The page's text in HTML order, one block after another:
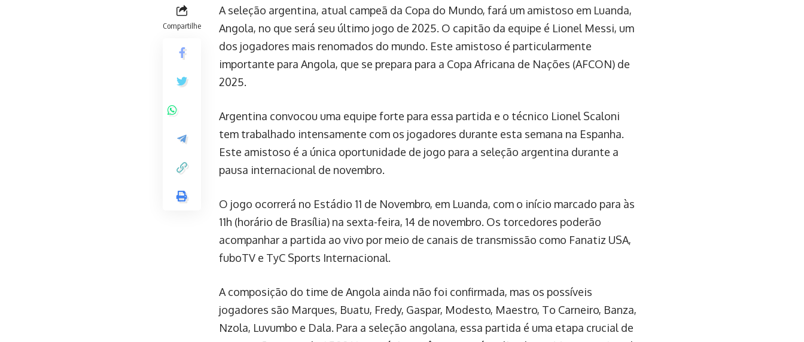
Compartilhe
A seleção argentina, atual campeã da Copa do Mundo, fará um amistoso em Luanda,
Angola, no que será seu último jogo de 2025. O capitão da equipe é Lionel Messi, um
dos jogadores mais renomados do mundo. Este amistoso é particularmente
importante para Angola, que se prepara para a Copa Africana de Nações (AFCON) de
2025.
Argentina convocou uma equipe forte para essa partida e o técnico Lionel Scaloni
tem trabalhado intensamente com os jogadores durante esta semana na Espanha.
Este amistoso é a única oportunidade de jogo para a seleção argentina durante a
pausa internacional de novembro.
O jogo ocorrerá no Estádio 11 de Novembro, em Luanda, com o início marcado para às
11h (horário de Brasília) na sexta-feira, 14 de novembro. Os torcedores poderão
acompanhar a partida ao vivo por meio de canais de transmissão como Fanatiz USA,
fuboTV e TyC Sports Internacional.
A composição do time de Angola ainda não foi confirmada, mas os possíveis
jogadores são Marques, Buatu, Fredy, Gaspar, Modesto, Maestro, To Carneiro, Banza,
Nzola, Luvumbo e Dala. Para a seleção angolana, essa partida é uma etapa crucial de